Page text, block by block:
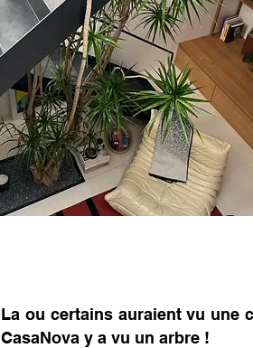
La ou certains auraient vu une
CasaNova y a vu un arbre !